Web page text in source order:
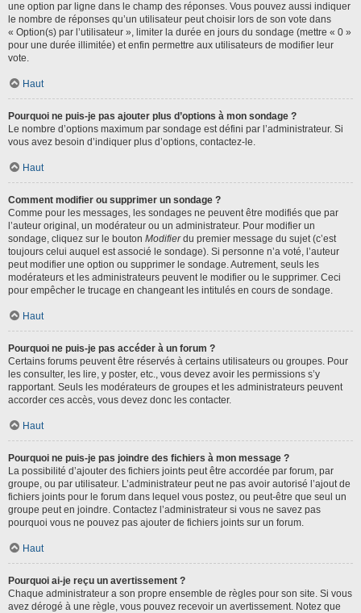
une option par ligne dans le champ des réponses. Vous pouvez aussi indiquer
le nombre de réponses qu’un utilisateur peut choisir lors de son vote dans
« Option(s) par l’utilisateur », limiter la durée en jours du sondage (mettre « 0 »
pour une durée illimitée) et enfin permettre aux utilisateurs de modifier leur
vote.
Haut
Pourquoi ne puis-je pas ajouter plus d’options à mon sondage ?
Le nombre d’options maximum par sondage est défini par l’administrateur. Si
vous avez besoin d’indiquer plus d’options, contactez-le.
Haut
Comment modifier ou supprimer un sondage ?
Comme pour les messages, les sondages ne peuvent être modifiés que par
l’auteur original, un modérateur ou un administrateur. Pour modifier un
sondage, cliquez sur le bouton Modifierdu premier message du sujet (c’est
toujours celui auquel est associé le sondage). Si personne n’a voté, l’auteur
peut modifier une option ou supprimer le sondage. Autrement, seuls les
modérateurs et les administrateurs peuvent le modifier ou le supprimer. Ceci
pour empêcher le trucage en changeant les intitulés en cours de sondage.
Haut
Pourquoi ne puis-je pas accéder à un forum ?
Certains forums peuvent être réservés à certains utilisateurs ou groupes. Pour
les consulter, les lire, y poster, etc., vous devez avoir les permissions s’y
rapportant. Seuls les modérateurs de groupes et les administrateurs peuvent
accorder ces accès, vous devez donc les contacter.
Haut
Pourquoi ne puis-je pas joindre des fichiers à mon message ?
La possibilité d’ajouter des fichiers joints peut être accordée par forum, par
groupe, ou par utilisateur. L’administrateur peut ne pas avoir autorisé l’ajout de
fichiers joints pour le forum dans lequel vous postez, ou peut-être que seul un
groupe peut en joindre. Contactez l’administrateur si vous ne savez pas
pourquoi vous ne pouvez pas ajouter de fichiers joints sur un forum.
Haut
Pourquoi ai-je reçu un avertissement ?
Chaque administrateur a son propre ensemble de règles pour son site. Si vous
avez dérogé à une règle, vous pouvez recevoir un avertissement. Notez que